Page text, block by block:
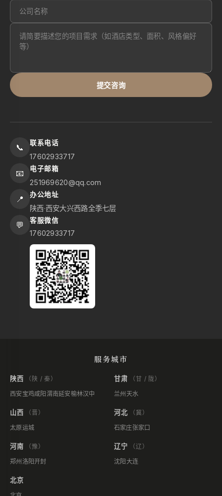
提交咨询
📞 联系电话
17602933717
📧 电子邮箱
251969620@qq.com
📍 办公地址
陕西·西安大兴西路全季七层
💬 客服微信
17602933717
服务城市
陕西
（陕 / 秦）
西安宝鸡咸阳 渭南延安榆林汉中
甘肃
（甘 / 陇）
兰州 天水
山西
（晋）
太原运城
河北
（冀）
石家庄张家口
河南
（豫）
郑州 洛阳开封
辽宁
（辽）
沈阳 大连
北京